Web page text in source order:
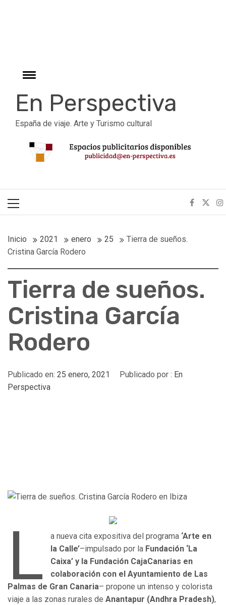
contenido
Cambiar
En Perspectiva
España de viaje. Arte y Turismo cultural
principal
Inicio 2021 enero 25
Tierra de sueños.
Cristina García Rodero
Tierra de sueños.
Cristina García
Rodero
Publicado en: 25 enero, 2021 Publicado por : En
Perspectiva
L a nueva cita expositiva del programa ‘Arte en
la Calle’–impulsado por la Fundación ‘La
Caixa’ y la Fundación CajaCanarias en
colaboración con el Ayuntamiento de Las
Palmas de Gran Canaria– propone un intenso y colorista
viaje a las zonas rurales de Anantapur (Andhra Pradesh),